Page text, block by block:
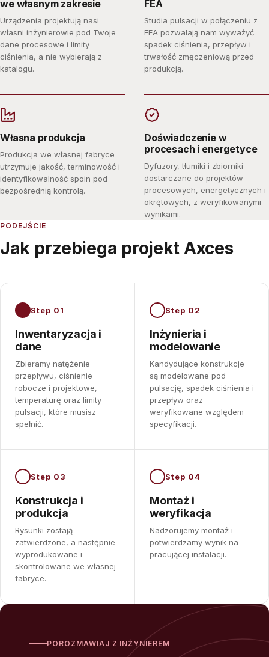
we własnym zakresie
Urządzenia projektują nasi
własni inżynierowie pod Twoje
dane procesowe i limity
ciśnienia, a nie wybierają z
katalogu.
FEA
Studia pulsacji w połączeniu z
FEA pozwalają nam wyważyć
spadek ciśnienia, przepływ i
trwałość zmęczeniową przed
produkcją.
Własna produkcja
Produkcja we własnej fabryce
utrzymuje jakość, terminowość i
identyfikowalność spoin pod
bezpośrednią kontrolą.
Doświadczenie w
procesach i energetyce
Dyfuzory, tłumiki i zbiorniki
dostarczane do projektów
procesowych, energetycznych i
okrętowych, z weryfikowanymi
wynikami.
PODEJŚCIE
Jak przebiega projekt Axces
Step 01
Inwentaryzacja i
dane
Zbieramy natężenie
przepływu, ciśnienie
robocze i projektowe,
temperaturę oraz limity
pulsacji, które musisz
spełnić.
Step 02
Inżynieria i
modelowanie
Kandydujące konstrukcje
są modelowane pod
pulsację, spadek ciśnienia i
przepływ oraz
weryfikowane względem
specyfikacji.
Step 03
Konstrukcja i
produkcja
Rysunki zostają
zatwierdzone, a następnie
wyprodukowane i
skontrolowane we własnej
fabryce.
Step 04
Montaż i
weryfikacja
Nadzorujemy montaż i
potwierdzamy wynik na
pracującej instalacji.
POROZMAWIAJ Z INŻYNIEREM